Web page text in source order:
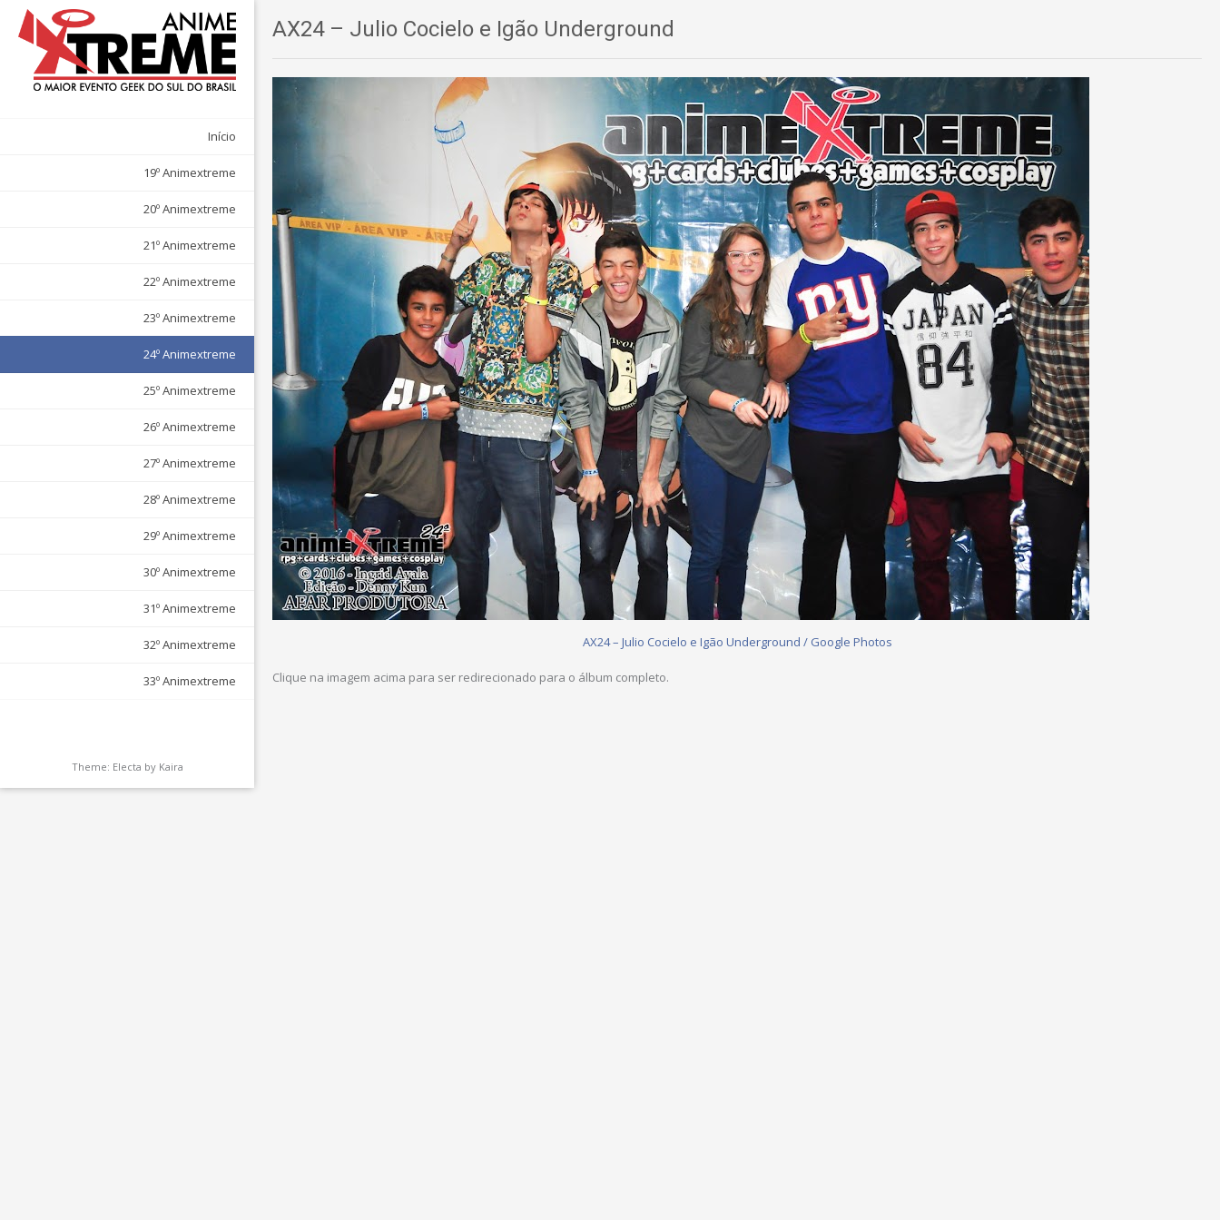
Início
19º Animextreme
20º Animextreme
21º Animextreme
22º Animextreme
23º Animextreme
24º Animextreme
25º Animextreme
26º Animextreme
27º Animextreme
28º Animextreme
29º Animextreme
30º Animextreme
31º Animextreme
32º Animextreme
33º Animextreme
Theme: Electa by Kaira
AX24 – Julio Cocielo e Igão Underground
AX24 – Julio Cocielo e Igão Underground / Google Photos
Clique na imagem acima para ser redirecionado para o álbum completo.